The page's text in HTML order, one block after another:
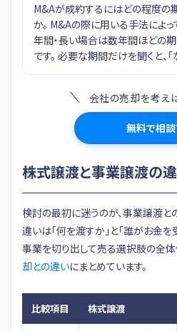
M&Aが成約するにはどの程度の
か。 M&Aの際に用いる手法によっ
年間・長い場合は数年間ほどの
です。 必要な期間だけを聞くと、
会社の売却を考え
無料で相
株式譲渡と事業譲渡の
検討の最初に迷うのが、事業譲渡と
違いは「何を渡すか」と「誰がお金を
事業を切り出して売る選択肢の全
却との違いにまとめています。
比較項目 株式譲渡